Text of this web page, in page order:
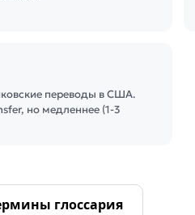
переводы в США.
но медленнее (1-3
глоссария